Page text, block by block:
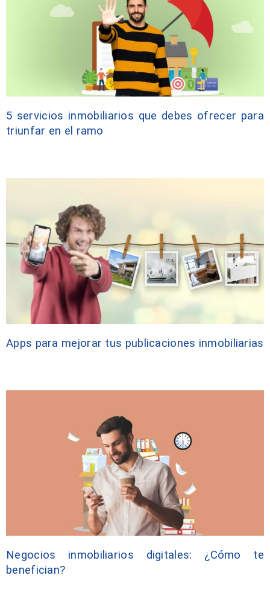
5 servicios inmobiliarios que debes ofrecer para
triunfar en el ramo
Apps para mejorar tus publicaciones inmobiliarias
Negocios inmobiliarios digitales: ¿Cómo te
benefician?